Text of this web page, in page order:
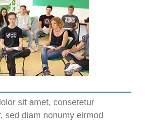
sit amet, consetetur
sed diam nonumy eirmod